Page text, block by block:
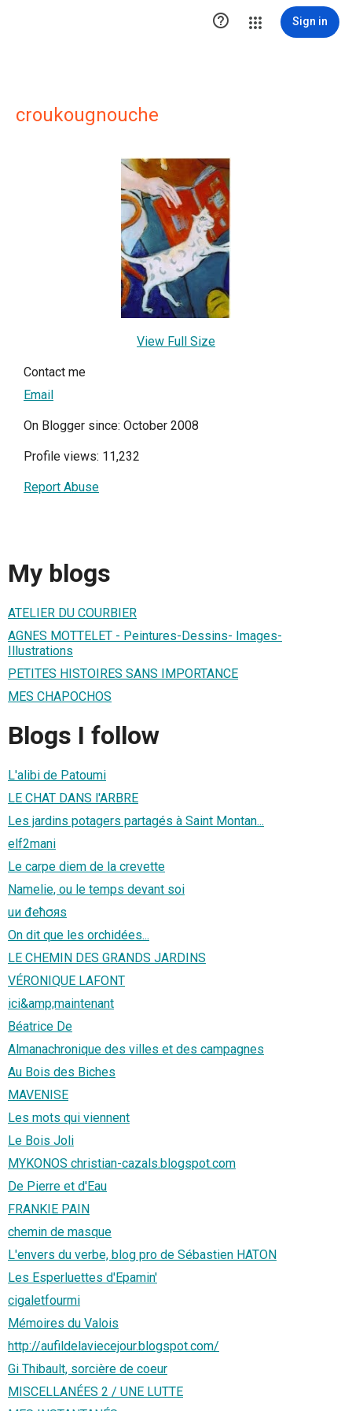
 Sign in
croukougnouche
View Full Size
Contact me
Email
On Blogger since: October 2008
Profile views: 11,232
Report Abuse
My blogs
ATELIER DU COURBIER
AGNES MOTTELET - Peintures-Dessins- Images-
Illustrations
PETITES HISTOIRES SANS IMPORTANCE
MES CHAPOCHOS
Blogs I follow
L'alibi de Patoumi
LE CHAT DANS l'ARBRE
Les jardins potagers partagés à Saint Montan...
elf2mani
Le carpe diem de la crevette
Namelie, ou le temps devant soi
uи đeћσяs
On dit que les orchidées...
LE CHEMIN DES GRANDS JARDINS
VÉRONIQUE LAFONT
ici&amp;maintenant
Béatrice De
Almanachronique des villes et des campagnes
Au Bois des Biches
MAVENISE
Les mots qui viennent
Le Bois Joli
MYKONOS christian-cazals.blogspot.com
De Pierre et d'Eau
FRANKIE PAIN
chemin de masque
L'envers du verbe, blog pro de Sébastien HATON
Les Esperluettes d'Epamin'
cigaletfourmi
Mémoires du Valois
http://aufildelaviecejour.blogspot.com/
Gi Thibault, sorcière de coeur
MISCELLANÉES 2 / UNE LUTTE